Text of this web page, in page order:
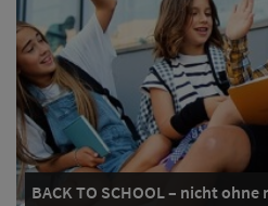
BACK TO SCHOOL – nicht ohne